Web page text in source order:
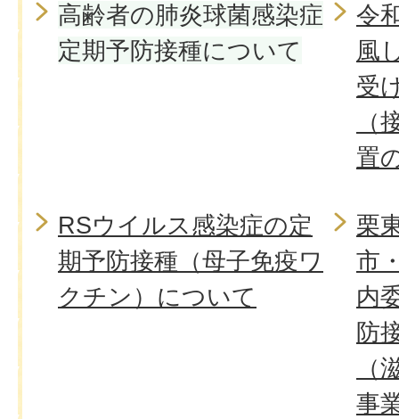
高齢者の肺炎球菌感染症
定期予防接種について
令
風
受
（
置
RSウイルス感染症の定
期予防接種（母子免疫ワ
クチン）について
栗
市
内
防
（
事